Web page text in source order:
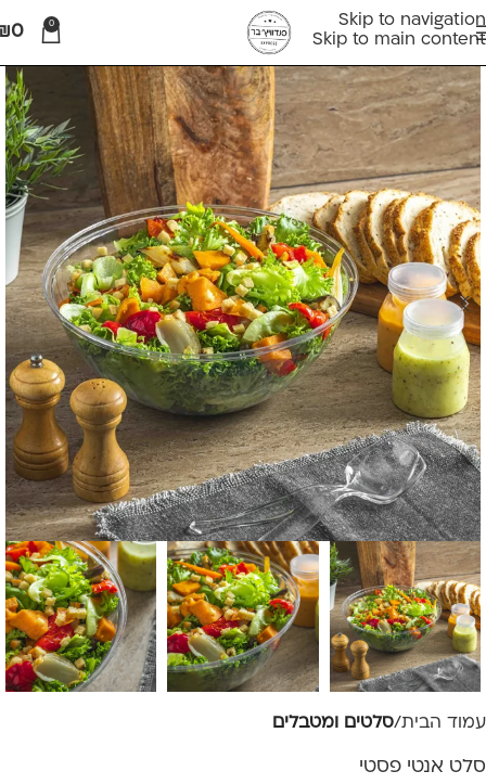
Skip to navigation
Skip to main content
0
0
עמוד הבית סלטים ומטבלים
סלט אנטי פסטי